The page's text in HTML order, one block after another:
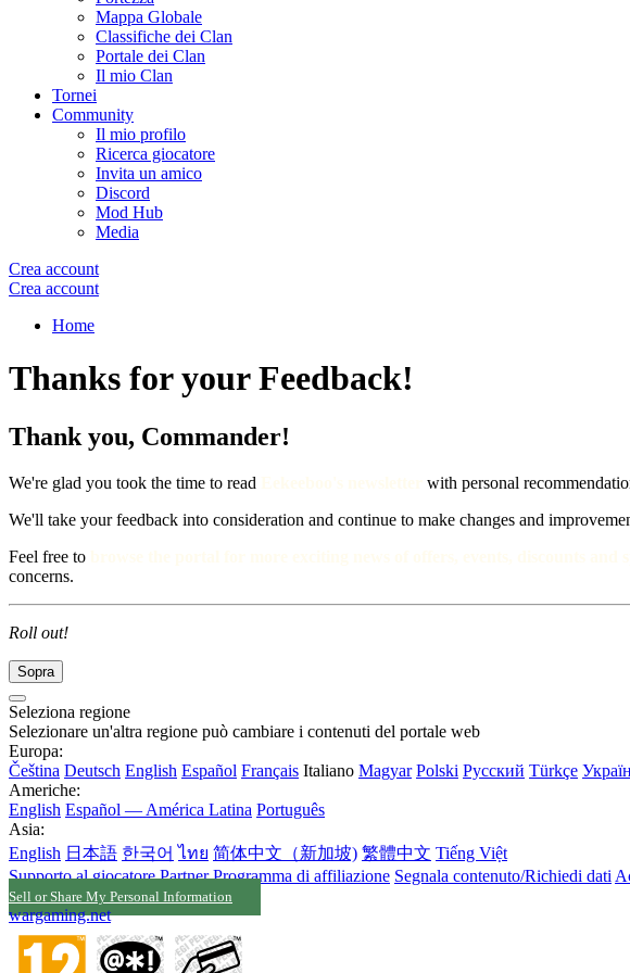
Mappa Globale
Classifiche dei Clan
Portale dei Clan
Il mio Clan
Tornei
Community
Il mio profilo
Ricerca giocatore
Invita un amico
Discord
Mod Hub
Media
Crea account
Crea account
Home
Thanks for your Feedback!
Thank you, Commander!
We're glad you took the time to read
with personal
We'll take your feedback into consideration and continue to make changes and
Feel free to
concerns.
Roll out!
Sopra
Seleziona regione
Selezionare un'altra regione può cambiare i contenuti del portale web
Europa:
Čeština Deutsch English Español Français Italiano Magyar Polski Русский Türkçe
Americhe:
English Español — América Latina Português
Asia:
English 日本語 한국어 ไทย 简体中文（新加坡) 繁體中文 Tiếng Việt
Supporto al giocatore Partner Programma di affiliazione Segnala contenuto/Richiedi dati
Sell or Share My Personal Information
wargaming.net